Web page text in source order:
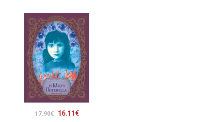
17.90€
Original
16.11€Η